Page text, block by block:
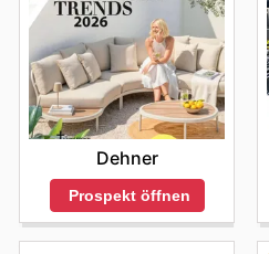
Dehner
Prospekt öffnen